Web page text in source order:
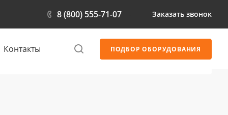
8 (800) 555-71-07 Заказать звонок
Контакты ПОДБОР ОБОРУДОВАНИЯ